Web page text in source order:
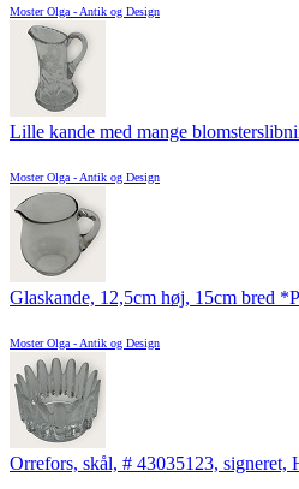
Moster Olga - Antik og Design
Lille kande med mange
Moster Olga - Antik og Design
Glaskande, 12,5cm høj, 15cm bred
Moster Olga - Antik og Design
Orrefors, skål, # 43035123, signeret,